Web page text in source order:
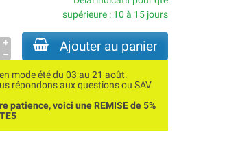
supérieure : 10 à 15 jours
Ajouter au panier
mode été du 03 au 21 août.
répondons aux questions ou SAV
patience, voici une REMISE de 5%